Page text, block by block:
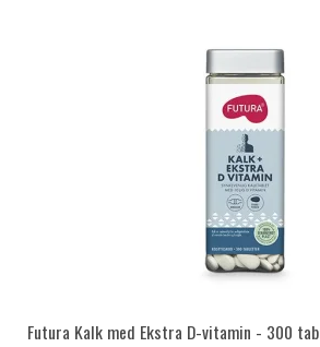
Futura Kalk med Ekstra D-vitamin - 300 tab